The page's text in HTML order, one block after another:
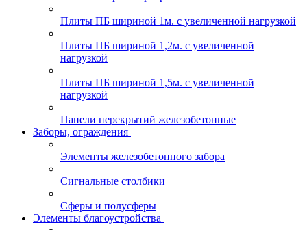
Плиты ПБ шириной 1м. с увеличенной нагрузкой
Плиты ПБ шириной 1,2м. с увеличенной
нагрузкой
Плиты ПБ шириной 1,5м. с увеличенной
нагрузкой
Панели перекрытий железобетонные
Заборы, ограждения
Элементы железобетонного забора
Сигнальные столбики
Сферы и полусферы
Элементы благоустройства